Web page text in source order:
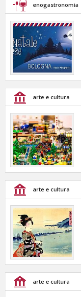
enogastronomia
arte e cultura
arte e cultura
arte e cultura